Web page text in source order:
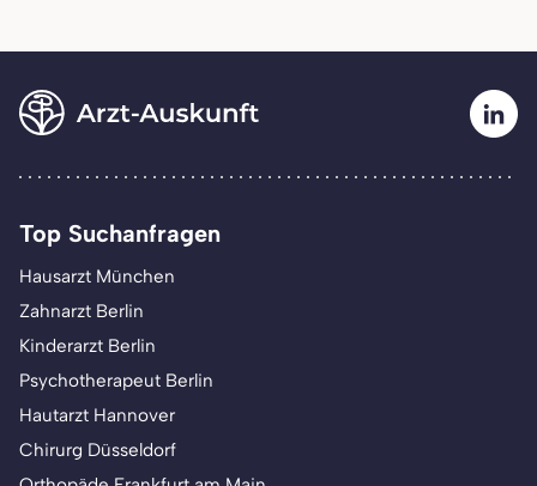
Top Suchanfragen
Hausarzt München
Zahnarzt Berlin
Kinderarzt Berlin
Psychotherapeut Berlin
Hautarzt Hannover
Chirurg Düsseldorf